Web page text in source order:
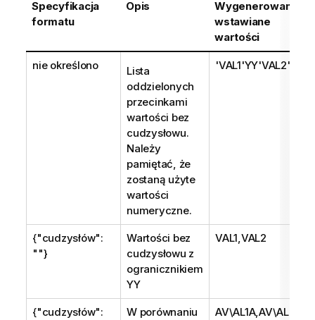
Specyfikacja
formatu
Opis
Wygenerowane
wstawiane
wartości
nie określono
Lista
oddzielonych
przecinkami
wartości bez
cudzysłowu.
Należy
pamiętać, że
zostaną użyte
wartości
numeryczne.
'VAL1'YY'VAL2'
{"cudzysłów":
""}
Wartości bez
cudzysłowu z
ogranicznikiem
YY
VAL1,VAL2
{"cudzysłów":
W porównaniu
AV\AL1A,AV\AL2A